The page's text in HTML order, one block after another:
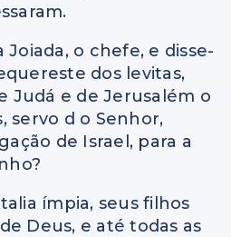
Joiada, o chefe, e disse-
dos levitas,
Judá e de Jerusalém o
servo d o Senhor,
de Israel, para a
ímpia, seus filhos
Deus, e até todas as